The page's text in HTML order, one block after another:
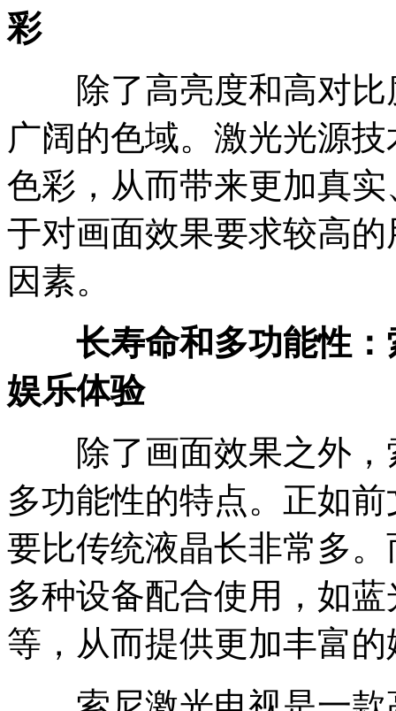
彩
除了高亮度和高对比
广阔的色域。激光光源
色彩，从而带来更加真
于对画面效果要求较高
因素。
长寿命和多功能性
娱乐体验
除了画面效果之外，
多功能性的特点。正如
要比传统液晶长非常多
多种设备配合使用，如
等，从而提供更加丰富